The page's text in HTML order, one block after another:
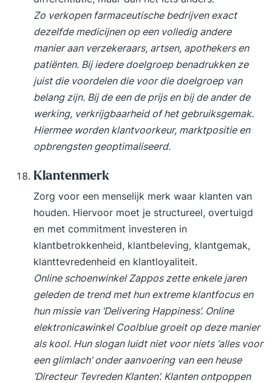
Zo verkopen farmaceutische bedrijven exact
dezelfde medicijnen op een volledig andere
manier aan verzekeraars, artsen, apothekers en
patiënten. Bij iedere doelgroep benadrukken ze
juist die voordelen die voor die doelgroep van
belang zijn. Bij de een de prijs en bij de ander de
werking, verkrijgbaarheid of het gebruiksgemak.
Hiermee worden klantvoorkeur, marktpositie en
opbrengsten geoptimaliseerd.
Klantenmerk
Zorg voor een menselijk merk waar klanten van
houden. Hiervoor moet je structureel, overtuigd
en met commitment investeren in
klantbetrokkenheid, klantbeleving, klantgemak,
klanttevredenheid en klantloyaliteit.
Online schoenwinkel Zappos zette enkele jaren
geleden de trend met hun extreme klantfocus en
hun missie van ‘Delivering Happiness’. Online
elektronicawinkel Coolblue groeit op deze manier
als kool. Hun slogan luidt niet voor niets ‘alles voor
een glimlach’ onder aanvoering van een heuse
‘Directeur Tevreden Klanten’. Klanten ontpoppen